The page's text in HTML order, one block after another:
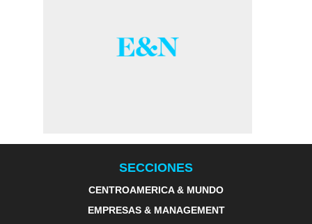
SECCIONES
CENTROAMERICA & MUNDO
EMPRESAS & MANAGEMENT